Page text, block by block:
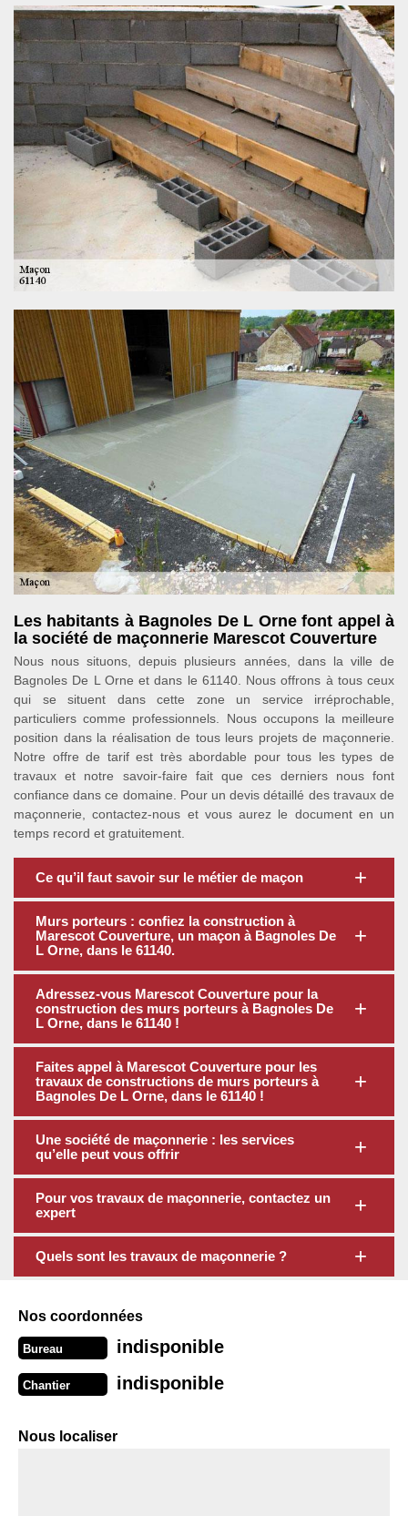
Les habitants à Bagnoles De L Orne font appel à
la société de maçonnerie Marescot Couverture
Nous nous situons, depuis plusieurs années, dans la ville de
Bagnoles De L Orne et dans le 61140. Nous offrons à tous ceux
qui se situent dans cette zone un service irréprochable,
particuliers comme professionnels. Nous occupons la meilleure
position dans la réalisation de tous leurs projets de maçonnerie.
Notre offre de tarif est très abordable pour tous les types de
travaux et notre savoir-faire fait que ces derniers nous font
confiance dans ce domaine. Pour un devis détaillé des travaux de
maçonnerie, contactez-nous et vous aurez le document en un
temps record et gratuitement.
Ce qu’il faut savoir sur le métier de maçon
Murs porteurs : confiez la construction à
Marescot Couverture, un maçon à Bagnoles De
L Orne, dans le 61140.
Adressez-vous Marescot Couverture pour la
construction des murs porteurs à Bagnoles De
L Orne, dans le 61140 !
Faites appel à Marescot Couverture pour les
travaux de constructions de murs porteurs à
Bagnoles De L Orne, dans le 61140 !
Une société de maçonnerie : les services
qu’elle peut vous offrir
Pour vos travaux de maçonnerie, contactez un
expert
Quels sont les travaux de maçonnerie ?
Nos coordonnées
Bureau indisponible
Chantier indisponible
Nous localiser